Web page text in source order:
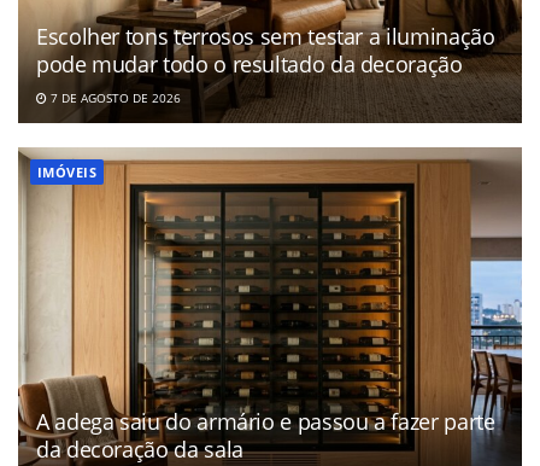
Escolher tons terrosos sem testar a iluminação
pode mudar todo o resultado da decoração
7 DE AGOSTO DE 2026
IMÓVEIS
A adega saiu do armário e passou a fazer parte
da decoração da sala